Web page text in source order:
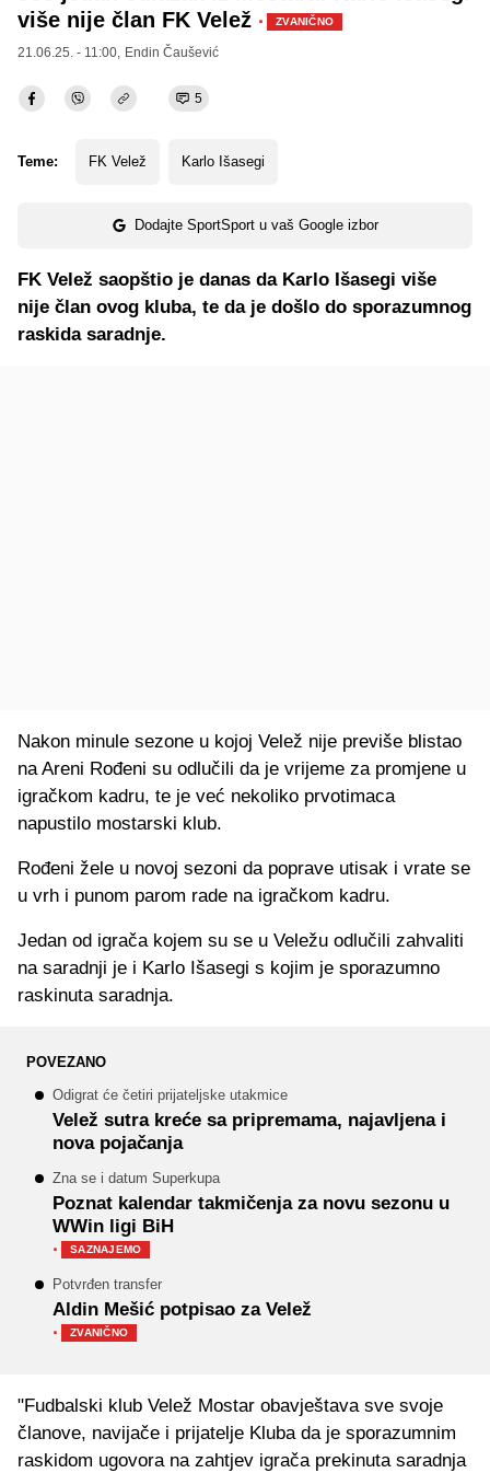
više nije član FK Velež · ZVANIČNO
21.06.25. - 11:00, Endin Čaušević
5
Teme: FK Velež Karlo Išasegi
Dodajte SportSport u vaš Google izbor
FK Velež saopštio je danas da Karlo Išasegi više
nije član ovog kluba, te da je došlo do sporazumnog
raskida saradnje.
Nakon minule sezone u kojoj Velež nije previše blistao
na Areni Rođeni su odlučili da je vrijeme za promjene u
igračkom kadru, te je već nekoliko prvotimaca
napustilo mostarski klub.
Rođeni žele u novoj sezoni da poprave utisak i vrate se
u vrh i punom parom rade na igračkom kadru.
Jedan od igrača kojem su se u Veležu odlučili zahvaliti
na saradnji je i Karlo Išasegi s kojim je sporazumno
raskinuta saradnja.
POVEZANO
Odigrat će četiri prijateljske utakmice
Velež sutra kreće sa pripremama, najavljena i
nova pojačanja
Zna se i datum Superkupa
Poznat kalendar takmičenja za novu sezonu u
WWin ligi BiH
· SAZNAJEMO
Potvrđen transfer
Aldin Mešić potpisao za Velež
· ZVANIČNO
"Fudbalski klub Velež Mostar obavještava sve svoje
članove, navijače i prijatelje Kluba da je sporazumnim
raskidom ugovora na zahtjev igrača prekinuta saradnja